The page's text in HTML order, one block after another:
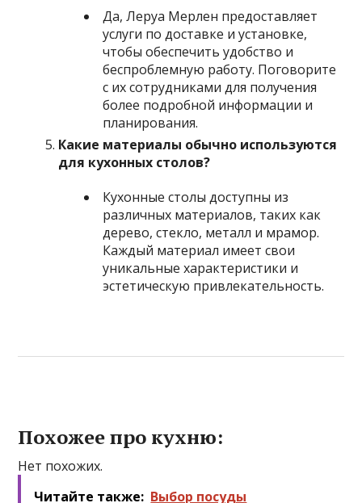
Да, Леруа Мерлен предоставляет
услуги по доставке и установке,
чтобы обеспечить удобство и
беспроблемную работу. Поговорите
с их сотрудниками для получения
более подробной информации и
планирования.
Какие материалы обычно используются
для кухонных столов?
Кухонные столы доступны из
различных материалов, таких как
дерево, стекло, металл и мрамор.
Каждый материал имеет свои
уникальные характеристики и
эстетическую привлекательность.
Похожее про кухню:
Нет похожих.
Читайте также: Выбор посуды